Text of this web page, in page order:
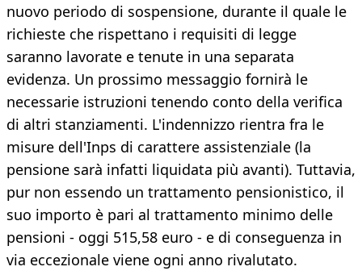
nuovo periodo di sospensione, durante il quale le
richieste che rispettano i requisiti di legge
saranno lavorate e tenute in una separata
evidenza. Un prossimo messaggio fornirà le
necessarie istruzioni tenendo conto della verifica
di altri stanziamenti. L'indennizzo rientra fra le
misure dell'Inps di carattere assistenziale (la
pensione sarà infatti liquidata più avanti). Tuttavia,
pur non essendo un trattamento pensionistico, il
suo importo è pari al trattamento minimo delle
pensioni - oggi 515,58 euro - e di conseguenza in
via eccezionale viene ogni anno rivalutato.